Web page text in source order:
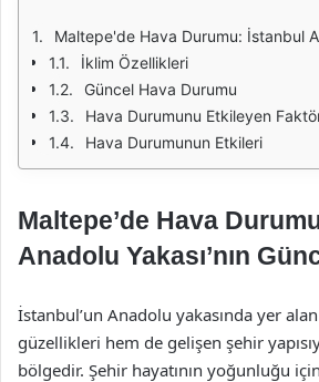
Maltepe'de Hava Durumu: İstanbul Anadolu
İklim Özellikleri
Güncel Hava Durumu
Hava Durumunu Etkileyen
Hava Durumunun Etkileri
Maltepe’de Hava
Anadolu Yakası’nın
İstanbul’un Anadolu yakasında yer
güzellikleri hem de gelişen şehir
bölgedir. Şehir hayatının yoğunluğu